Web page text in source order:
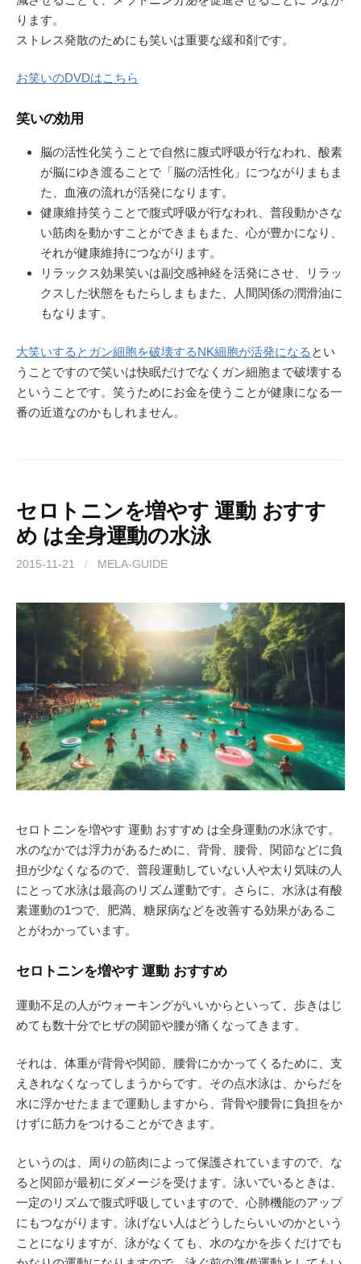
ります。
ストレス発散のためにも笑いは重要な緩和剤です。
お笑いのDVDはこちら
笑いの効用
脳の活性化笑うことで自然に腹式呼吸が行なわれ、酸素
が脳にゆき渡ることで「脳の活性化」につながりまもま
た、血液の流れが活発になります。
健康維持笑うことで腹式呼吸が行なわれ、普段動かさな
い筋肉を動かすことができまもまた、心が豊かになり、
それが健康維持につながります。
リラックス効果笑いは副交感神経を活発にさせ、リラッ
クスした状態をもたらしまもまた、人間関係の潤滑油に
もなります。
大笑いするとガン細胞を破壊するNK細胞が活発になる とい
うことですので笑いは快眠だけでなくガン細胞まで破壊する
ということです。笑うためにお金を使うことが健康になる一
番の近道なのかもしれません。
セロトニンを増やす 運動 おすす
め は全身運動の水泳
2015-11-21 / MELA-GUIDE
セロトニンを増やす 運動 おすすめ は全身運動の水泳です。
水のなかでは浮力があるために、背骨、腰骨、関節などに負
担が少なくなるので、普段運動していない人や太り気味の人
にとって水泳は最高のリズム運動です。さらに、水泳は有酸
素運動の1つで、肥満、糖尿病などを改善する効果があるこ
とがわかっています。
セロトニンを増やす 運動 おすすめ
運動不足の人がウォーキングがいいからといって、歩きはじ
めても数十分でヒザの関節や腰が痛くなってきます。
それは、体重が背骨や関節、腰骨にかかってくるために、支
えきれなくなってしまうからです。その点水泳は、からだを
水に浮かせたままで運動しますから、背骨や腰骨に負担をか
けずに筋力をつけることができます。
というのは、周りの筋肉によって保護されていますので、な
ると関節が最初にダメージを受けます。泳いでいるときは、
一定のリズムで腹式呼吸していますので、心肺機能のアップ
にもつながります。泳げない人はどうしたらいいのかという
ことになりますが、泳がなくても、水のなかを歩くだけでも